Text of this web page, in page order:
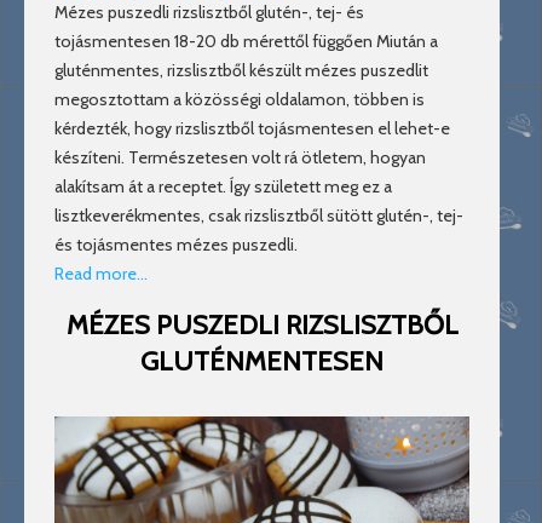
Mézes puszedli rizslisztből glutén-, tej- és
tojásmentesen 18-20 db mérettől függően Miután a
gluténmentes, rizslisztből készült mézes puszedlit
megosztottam a közösségi oldalamon, többen is
kérdezték, hogy rizslisztből tojásmentesen el lehet-e
készíteni. Természetesen volt rá ötletem, hogyan
alakítsam át a receptet. Így született meg ez a
lisztkeverékmentes, csak rizslisztből sütött glutén-, tej-
és tojásmentes mézes puszedli.
Read more…
MÉZES PUSZEDLI RIZSLISZTBŐL
GLUTÉNMENTESEN